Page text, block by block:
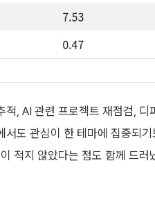
, AI 관련 프로젝트 재점검, 디
도 관심이 한 테마에 집중되기
적지 않았다는 점도 함께 드러